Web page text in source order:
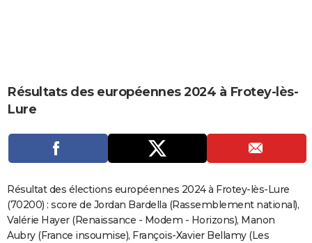
CARTE DE VOEUX
Carte de Noël
Carte Bonne année
Carte Saint-Valentin
Carte Pâques
Carte d'anniversaire
Dictionnaire
Biographies
Expressions
Proverbes
PROGRAMME TV
S'inscrire
Se connecter
Lycées
Collèges
Primaires
Universités
Entreprises
Service militaire
Avis de recherche
AVIS DE DÉCÈS
FORUM
Résultats des européennes 2024 à Frotey-lès-
Lure
Résultat des élections européennes 2024 à Frotey-lès-Lure
(70200) : score de Jordan Bardella (Rassemblement national),
Valérie Hayer (Renaissance - Modem - Horizons), Manon
Aubry (France insoumise), François-Xavier Bellamy (Les